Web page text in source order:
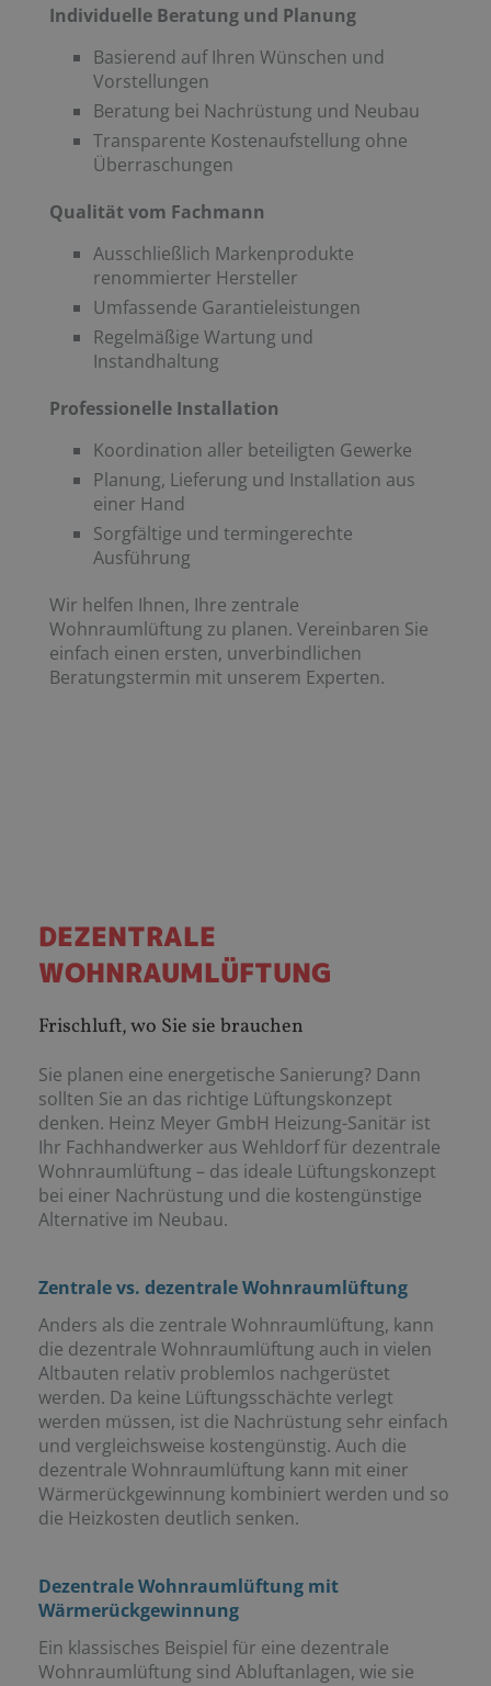
Individuelle Beratung und Planung
Basierend auf Ihren Wünschen und
Vorstellungen
Beratung bei Nachrüstung und Neubau
Transparente Kostenaufstellung ohne
Überraschungen
Qualität vom Fachmann
Ausschließlich Markenprodukte
renommierter Hersteller
Umfassende Garantieleistungen
Regelmäßige Wartung und
Instandhaltung
Professionelle Installation
Koordination aller beteiligten Gewerke
Planung, Lieferung und Installation aus
einer Hand
Sorgfältige und termingerechte
Ausführung
Wir helfen Ihnen, Ihre zentrale
Wohnraumlüftung zu planen. Vereinbaren Sie
einfach einen ersten, unverbindlichen
Beratungstermin mit unserem Experten.
DEZENTRALE
WOHNRAUMLÜFTUNG
Frischluft, wo Sie sie brauchen
Sie planen eine energetische Sanierung? Dann
sollten Sie an das richtige Lüftungskonzept
denken. Heinz Meyer GmbH Heizung-Sanitär ist
Ihr Fachhandwerker aus Wehldorf für dezentrale
Wohnraumlüftung – das ideale Lüftungskonzept
bei einer Nachrüstung und die kostengünstige
Alternative im Neubau.
Zentrale vs. dezentrale Wohnraumlüftung
Anders als die zentrale Wohnraumlüftung, kann
die dezentrale Wohnraumlüftung auch in vielen
Altbauten relativ problemlos nachgerüstet
werden. Da keine Lüftungsschächte verlegt
werden müssen, ist die Nachrüstung sehr einfach
und vergleichsweise kostengünstig. Auch die
dezentrale Wohnraumlüftung kann mit einer
Wärmerückgewinnung kombiniert werden und so
die Heizkosten deutlich senken.
Dezentrale Wohnraumlüftung mit
Wärmerückgewinnung
Ein klassisches Beispiel für eine dezentrale
Wohnraumlüftung sind Abluftanlagen, wie sie